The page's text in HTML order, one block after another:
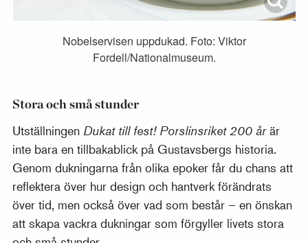
Nobelservisen uppdukad. Foto: Viktor
Fordell/Nationalmuseum.
Stora och små stunder
Utställningen Dukat till fest! Porslinsriket 200 årär
inte bara en tillbakablick på Gustavsbergs historia.
Genom dukningarna från olika epoker får du chans att
reflektera över hur design och hantverk förändrats
över tid, men också över vad som består – en önskan
att skapa vackra dukningar som förgyller livets stora